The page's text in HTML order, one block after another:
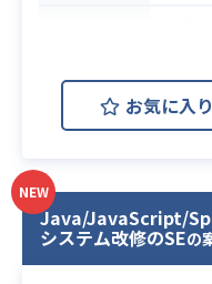
■環
（
QL /
ラシ
・
業務内容
社員
社内
ジェ
ティ
に、
社内
お気に入り
NEW
Java/JavaScript/
システム改修のSEの